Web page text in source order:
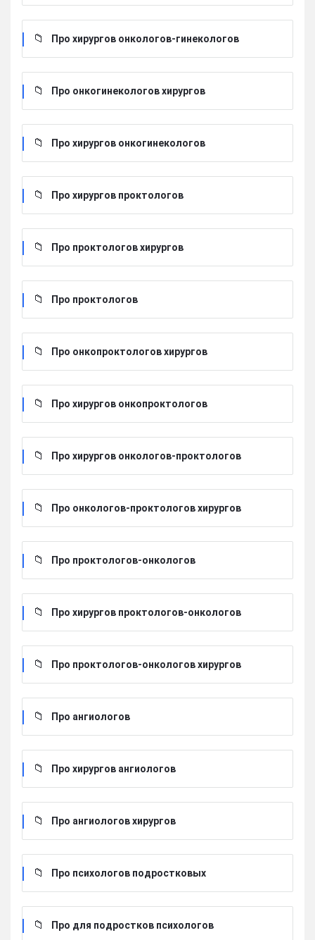
Про хирургов онкологов-гинекологов
Про онкогинекологов хирургов
Про хирургов онкогинекологов
Про хирургов проктологов
Про проктологов хирургов
Про проктологов
Про онкопроктологов хирургов
Про хирургов онкопроктологов
Про хирургов онкологов-проктологов
Про онкологов-проктологов хирургов
Про проктологов-онкологов
Про хирургов проктологов-онкологов
Про проктологов-онкологов хирургов
Про ангиологов
Про хирургов ангиологов
Про ангиологов хирургов
Про психологов подростковых
Про для подростков психологов